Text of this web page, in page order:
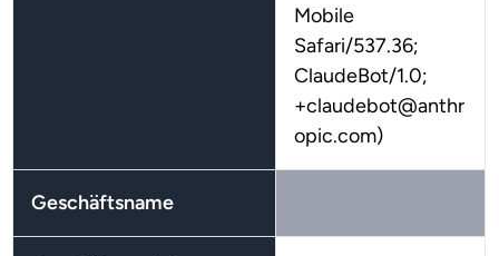
Mobile
Safari/537.36;
ClaudeBot/1.0;
+claudebot@anthr
opic.com)
Geschäftsname